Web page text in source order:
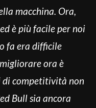
macchina. Ora,
è più facile per noi
fa era difficile
ora è
di competitività non
Bull sia ancora